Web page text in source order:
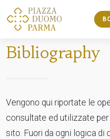
Bibliography
Vengono qui riportate le
consultate ed utilizzate
sito. Fuori da ogni logica di